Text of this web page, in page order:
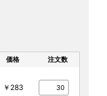
価格 注文数
￥283